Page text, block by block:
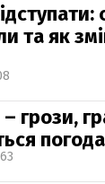
та як
грози,
погода